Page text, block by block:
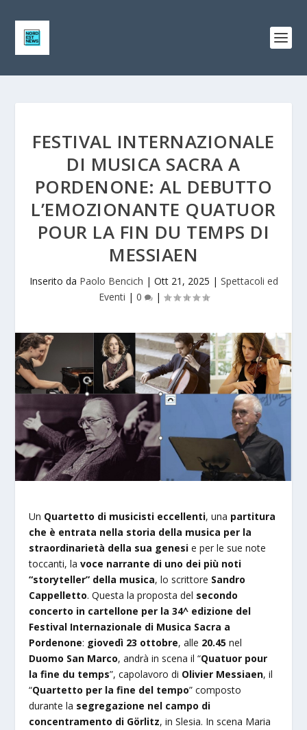
FESTIVAL INTERNAZIONALE
DI MUSICA SACRA A
PORDENONE: AL DEBUTTO
L’EMOZIONANTE QUATUOR
POUR LA FIN DU TEMPS DI
MESSIAEN
Inserito da Paolo Bencich | Ott 21, 2025 | Spettacoli ed
Eventi | 0 |
Un Quartetto di musicisti eccellenti, una partitura
che è entrata nella storia della musica per la
straordinarietà della sua genesie per le sue note
toccanti, lavoce narrante di uno dei più noti
“storyteller” della musica, lo scrittore Sandro
Cappelletto. Questa la proposta del secondo
concerto in cartellone per la 34^ edizione del
Festival Internazionale di Musica Sacra a
Pordenone: giovedì 23 ottobre, alle 20.45 nel
Duomo San Marco, andrà in scena il “Quatuor pour
la fine du temps”, capolavoro di Olivier Messiaen, il
“Quartetto per la fine del tempo” composto
durante la segregazione nel campo di
concentramento di Görlitz, in Slesia. In scena Maria